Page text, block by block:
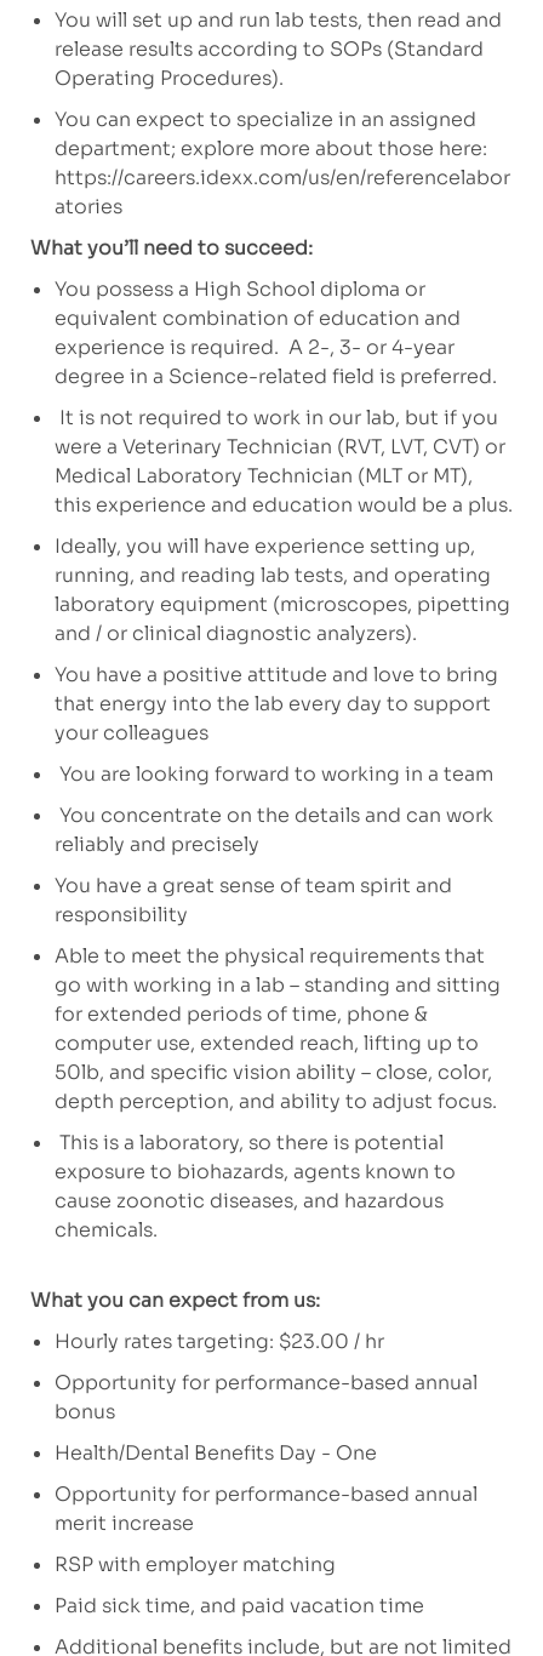
You will set up and run lab tests, then read and
release results according to SOPs (Standard
Operating Procedures).
You can expect to specialize in an assigned
department; explore more about those here:
https://careers.idexx.com/us/en/referencelabor
atories
What you’ll need to succeed:
You possess a High School diploma or
equivalent combination of education and
experience is required. A 2-, 3- or 4-year
degree in a Science-related field is preferred.
It is not required to work in our lab, but if you
were a Veterinary Technician (RVT, LVT, CVT) or
Medical Laboratory Technician (MLT or MT),
this experience and education would be a plus.
Ideally, you will have experience setting up,
running, and reading lab tests, and operating
laboratory equipment (microscopes, pipetting
and / or clinical diagnostic analyzers).
You have a positive attitude and love to bring
that energy into the lab every day to support
your colleagues
You are looking forward to working in a team
You concentrate on the details and can work
reliably and precisely
You have a great sense of team spirit and
responsibility
Able to meet the physical requirements that
go with working in a lab – standing and sitting
for extended periods of time, phone &
computer use, extended reach, lifting up to
50lb, and specific vision ability – close, color,
depth perception, and ability to adjust focus.
This is a laboratory, so there is potential
exposure to biohazards, agents known to
cause zoonotic diseases, and hazardous
chemicals.
What you can expect from us:
Hourly rates targeting: $23.00 / hr
Opportunity for performance-based annual
bonus
Health/Dental Benefits Day - One
Opportunity for performance-based annual
merit increase
RSP with employer matching
Paid sick time, and paid vacation time
Additional benefits include, but are not limited